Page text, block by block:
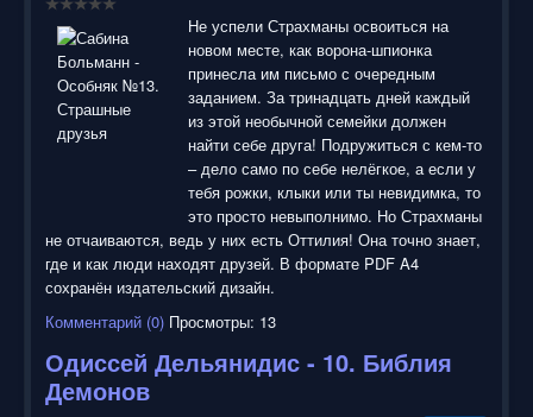
Не успели Страхманы освоиться на
новом месте, как ворона-шпионка
принесла им письмо с очередным
заданием. За тринадцать дней каждый
из этой необычной семейки должен
найти себе друга! Подружиться с кем-то
– дело само по себе нелёгкое, а если у
тебя рожки, клыки или ты невидимка, то
это просто невыполнимо. Но Страхманы
не отчаиваются, ведь у них есть Оттилия! Она точно знает,
где и как люди находят друзей. В формате PDF A4
сохранён издательский дизайн.
Комментарий (0) Просмотры: 13
Одиссей Дельянидис - 10. Библия
Демонов